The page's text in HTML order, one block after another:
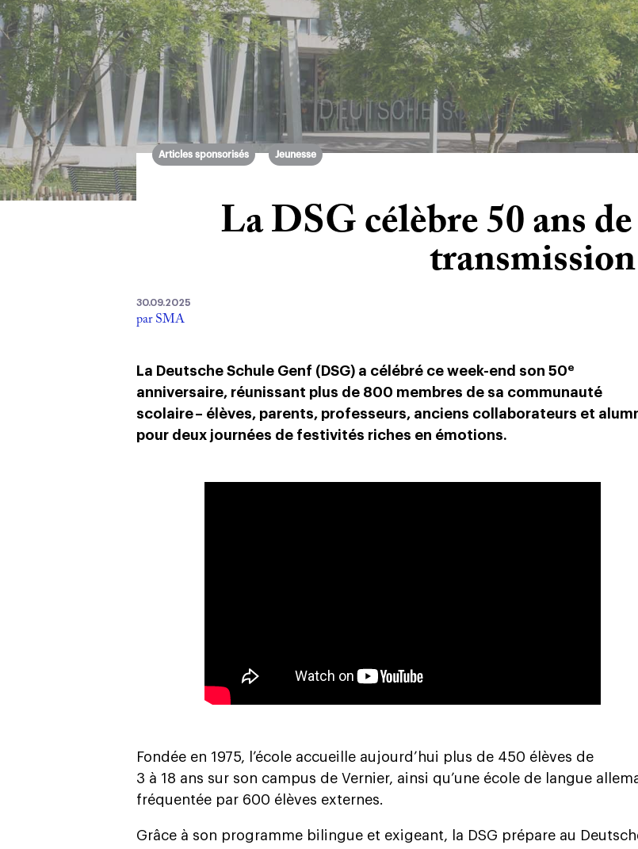
Articles sponsorisés Jeunesse
La DSG célèbre 50 ans
transmission
30.09.2025
par SMA
La Deutsche Schule Genf (DSG) a célébré ce week-end son 50e
anniversaire, réunissant plus de 800 membres de sa communauté
scolaire – élèves, parents, professeurs, anciens collaborateurs et
pour deux journées de festivités riches en émotions.
Fondée en 1975, l’école accueille aujourd’hui plus de 450 élèves de
3 à 18 ans sur son campus de Vernier, ainsi qu’une école de langue
fréquentée par 600 élèves externes.
Grâce à son programme bilingue et exigeant, la DSG prépare au